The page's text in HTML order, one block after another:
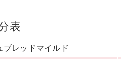
表
ブレッドマイルド